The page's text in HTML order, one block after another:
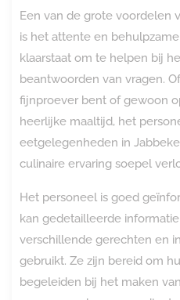
Een van de grote voordelen
is het attente en
klaarstaat om te helpen bij
beantwoorden van vragen.
fijnproever bent of gewoon
heerlijke maaltijd, het
eetgelegenheden in
culinaire ervaring soepel
Het personeel is goed
kan gedetailleerde
verschillende gerechten en
gebruikt. Ze zijn bereid om
begeleiden bij het maken